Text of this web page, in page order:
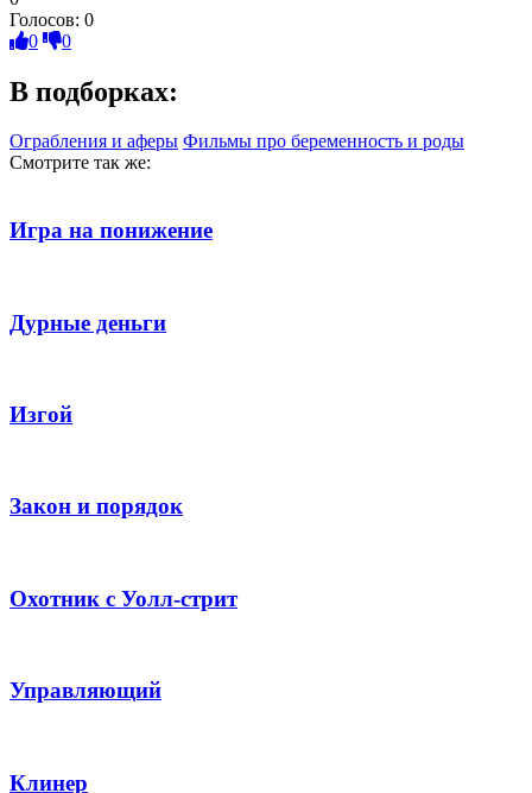
Голосов: 0
0
0
В подборках:
Ограбления и аферы Фильмы про беременность и роды
Смотрите так же:
Игра на понижение
Дурные деньги
Изгой
Закон и порядок
Охотник с Уолл-стрит
Управляющий
Клинер